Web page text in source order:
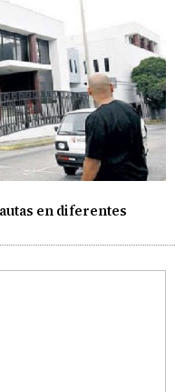
en diferentes